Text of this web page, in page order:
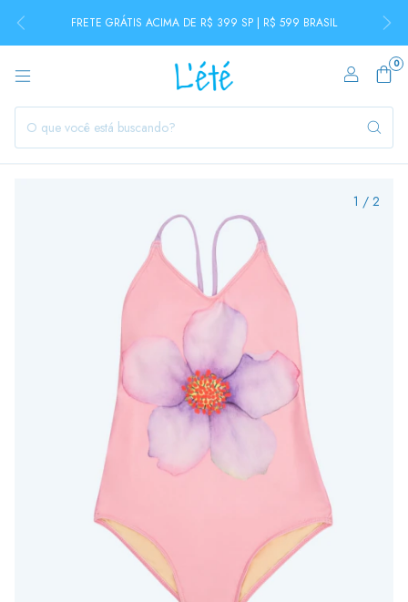
FRETE GRÁTIS ACIMA DE R$ 399 SP | R$ 599 BRASIL
0
1 / 2